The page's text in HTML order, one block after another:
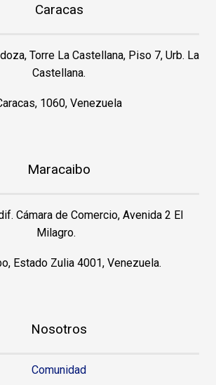
Caracas
Torre La Castellana, Piso 7, Urb. La
Castellana.
1060, Venezuela
Maracaibo
Cámara de Comercio, Avenida 2 El
Milagro.
Estado Zulia 4001, Venezuela.
Nosotros
Comunidad